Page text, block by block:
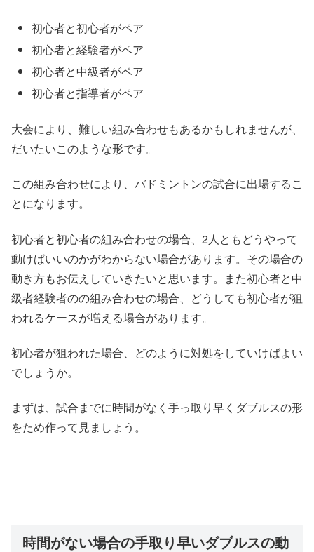
初心者と初心者がペア
初心者と経験者がペア
初心者と中級者がペア
初心者と指導者がペア
大会により、難しい組み合わせもあるかもしれませんが、
だいたいこのような形です。
この組み合わせにより、バドミントンの試合に出場するこ
とになります。
初心者と初心者の組み合わせの場合、2人ともどうやって
動けばいいのかがわからない場合があります。その場合の
動き方もお伝えしていきたいと思います。また初心者と中
級者経験者のの組み合わせの場合、どうしても初心者が狙
われるケースが増える場合があります。
初心者が狙われた場合、どのように対処をしていけばよい
でしょうか。
まずは、試合までに時間がなく手っ取り早くダブルスの形
をため作って見ましょう。
時間がない場合の手取り早いダブルスの動